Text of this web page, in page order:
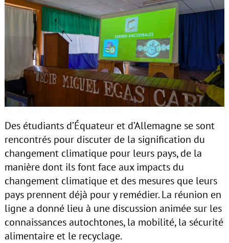
Des étudiants d’Équateur et d’Allemagne se sont
rencontrés pour discuter de la signification du
changement climatique pour leurs pays, de la
manière dont ils font face aux impacts du
changement climatique et des mesures que leurs
pays prennent déjà pour y remédier. La réunion en
ligne a donné lieu à une discussion animée sur les
connaissances autochtones, la mobilité, la sécurité
alimentaire et le recyclage.